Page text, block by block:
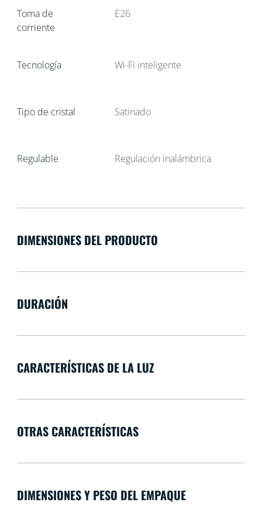
Toma de
corriente
E26
Tecnología Wi-Fi inteligente
Tipo de cristal Satinado
Regulable Regulación inalámbrica
DIMENSIONES DEL PRODUCTO
DURACIÓN
CARACTERÍSTICAS DE LA LUZ
OTRAS CARACTERÍSTICAS
DIMENSIONES Y PESO DEL EMPAQUE